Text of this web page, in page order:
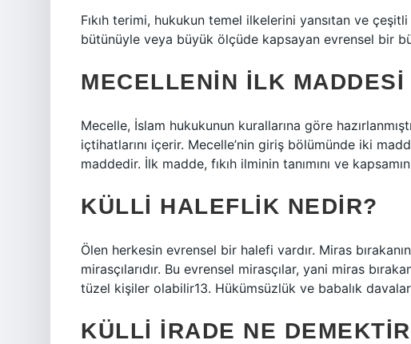
Fıkıh terimi, hukukun temel ilkelerini yansıtan ve
bütünüyle veya büyük ölçüde kapsayan evrensel bir
MECELLENIN ILK MADDESI
Mecelle, İslam hukukunun kurallarına göre
içtihatlarını içerir. Mecelle’nin giriş bölümünde iki
maddedir. İlk madde, fıkıh ilminin tanımını ve
KÜLLI HALEFLIK NEDIR?
Ölen herkesin evrensel bir halefi vardır. Miras
mirasçılarıdır. Bu evrensel mirasçılar, yani miras
tüzel kişiler olabilir13. Hükümsüzlük ve babalık
KÜLLI IRADE NE